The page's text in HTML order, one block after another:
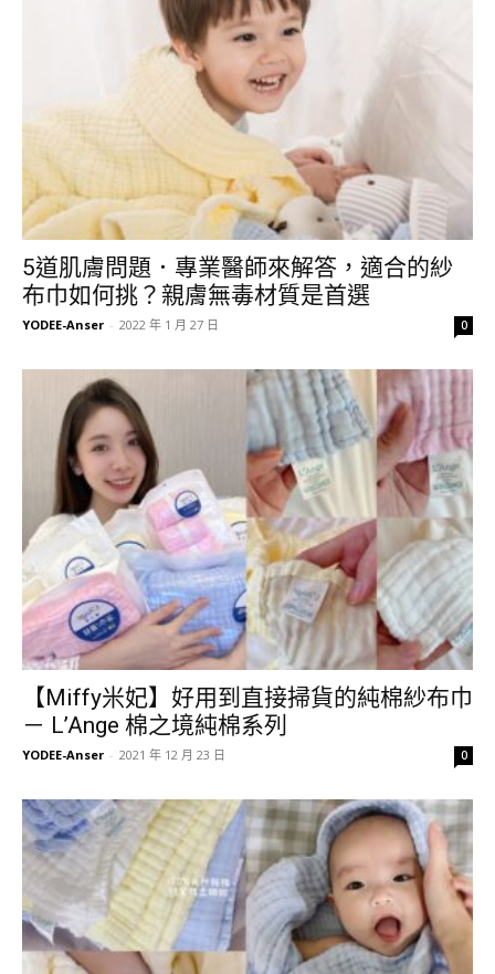
5道肌膚問題．專業醫師來解答，適合的紗
布巾如何挑？親膚無毒材質是首選
YODEE-Anser - 2022 年 1 月 27 日 0
【Miffy米妃】好用到直接掃貨的純棉紗布巾
－ L’Ange 棉之境純棉系列
YODEE-Anser - 2021 年 12 月 23 日 0